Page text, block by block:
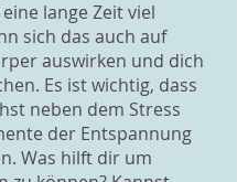
lange Zeit viel
sich das auch auf
auswirken und dich
Es ist wichtig, dass
neben dem Stress
der Entspannung
Was hilft dir um